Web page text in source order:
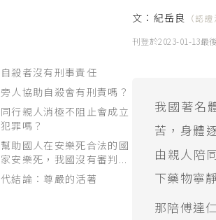
自殺者沒有刑事責任
旁人協助自殺會有刑責嗎？
同行親人消極不阻止會成立
犯罪嗎？
幫助國人在安樂死合法的國
家安樂死，我國沒有審判...
代結論：尊嚴的活著
文： 紀岳良
（認
刊登於2023-01-13最
我國著名
苦，身體
由親人陪
下藥物寧
那陪傅達